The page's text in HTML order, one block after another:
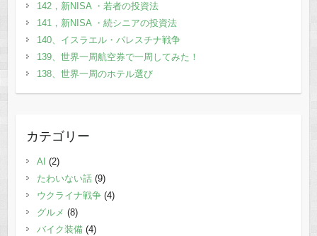
142，新NISA ・若者の投資法
141，新NISA ・続シニアの投資法
140、イスラエル・パレスチナ戦争
139、世界一周航空券で一周してみた！
138、世界一周のホテル選び
カテゴリー
AI (2)
たわいない話(9)
ウクライナ戦争(4)
グルメ (8)
バイク装備(4)